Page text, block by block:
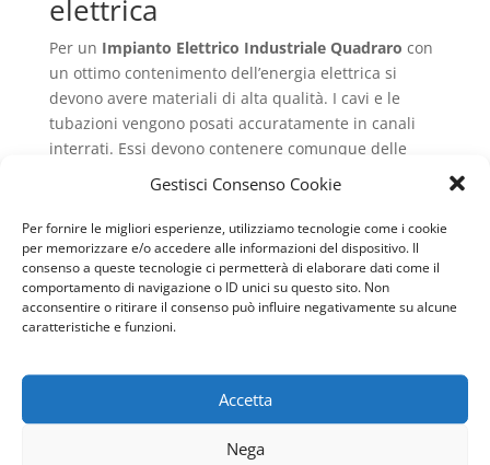
Gestisci Consenso Cookie
Per fornire le migliori esperienze, utilizziamo tecnologie come i cookie
per memorizzare e/o accedere alle informazioni del dispositivo. Il
consenso a queste tecnologie ci permetterà di elaborare dati come il
comportamento di navigazione o ID unici su questo sito. Non
acconsentire o ritirare il consenso può influire negativamente su alcune
caratteristiche e funzioni.
Accetta
Nega
elettrica
Per un Impianto Elettrico Industriale Quadraro con
un ottimo contenimento dell’energia elettrica si
devono avere materiali di alta qualità. I cavi e le
tubazioni vengono posati accuratamente in canali
interrati. Essi devono contenere comunque delle
prese di aria per riuscire a raffreddarli in caso di alta
I tubi, in particolare, devono essere totalmente
isolanti, quindi avranno delle guaine di poliuretano
espanso. Totalmente ignifughi per impedire ad
eventuali incendi di riuscire a danneggiarli. Nelle
tubazioni si devono collocare i cavi che possono
essere facili da sfilare per una eventuale
manutenzione, sostituzione oppure revisione. Di
media i tubi devono essere di 20 mm, ma molto
dipende dalla grandezza anche della fabbrica che